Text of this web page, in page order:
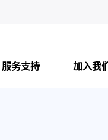
服务支持 加入我们